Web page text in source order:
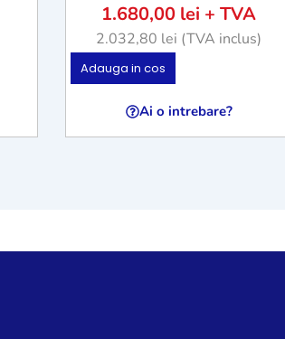
1.680,00 lei + TVA
2.032,80 lei (TVA inclus)
Adauga in cos
Ai o intrebare?